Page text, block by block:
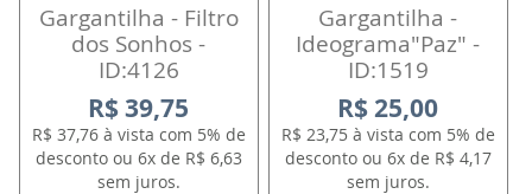
Gargantilha - Filtro
dos Sonhos -
ID:4126
R$ 39,75
R$ 37,76 à vista com 5% de
desconto ou 6x de R$ 6,63
sem juros.
Gargantilha -
Ideograma"Paz" -
ID:1519
R$ 25,00
R$ 23,75 à vista com 5% de
desconto ou 6x de R$ 4,17
sem juros.